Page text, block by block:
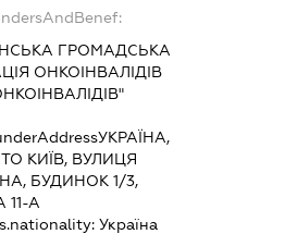
ГРОМАДСЬКА
ОНКОІНВАЛІДІВ
УКРАЇНА,
КИЇВ, ВУЛИЦЯ
БУДИНОК 1/3,
11-А
Україна